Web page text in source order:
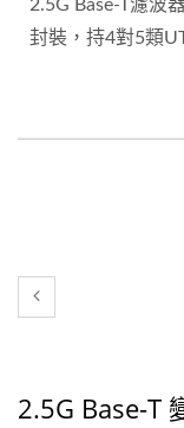
2.5G Base-T濾波
封裝，持4對5類
2.5G Base-T